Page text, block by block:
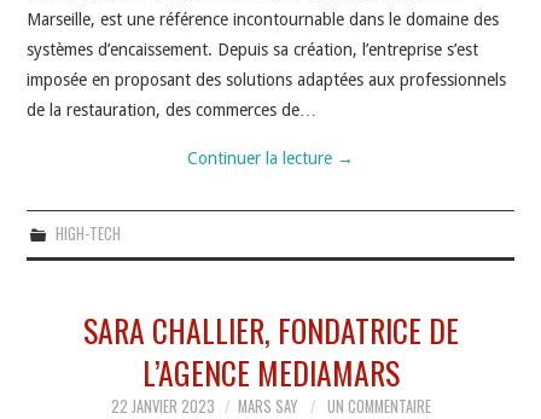
Marseille, est une référence incontournable dans le domaine des
systèmes d’encaissement. Depuis sa création, l’entreprise s’est
imposée en proposant des solutions adaptées aux professionnels
de la restauration, des commerces de…
Continuer la lecture →
HIGH-TECH
SARA CHALLIER, FONDATRICE DE
L’AGENCE MEDIAMARS
22 JANVIER 2023 MARS SAY UN COMMENTAIRE